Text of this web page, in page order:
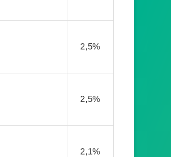
2,5%
2,5%
2,1%